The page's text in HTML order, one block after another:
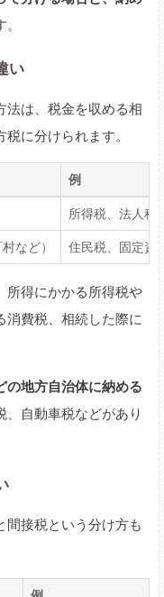
い
法は、税金を収める相
に分けられます。
例
所得税、法人税
など） 住民税、固定資
所得にかかる所得税や
消費税、相続した際に
の地方自治体に納める
、自動車税などがあり
間接税という分け方も